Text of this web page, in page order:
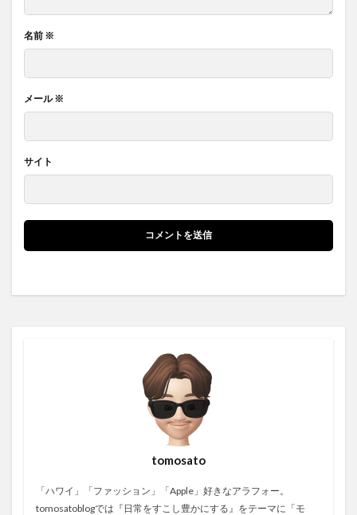
名前 ※
メール※
サイト
tomosato
「ハワイ」「ファッション」「Apple」好きなアラフォー。
tomosatoblogでは『日常をすこし豊かにする』をテーマに「モ